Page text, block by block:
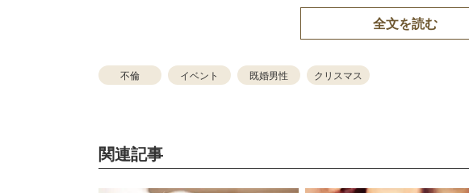
全文を読む
不倫 イベント 既婚男性 クリスマス
関連記事